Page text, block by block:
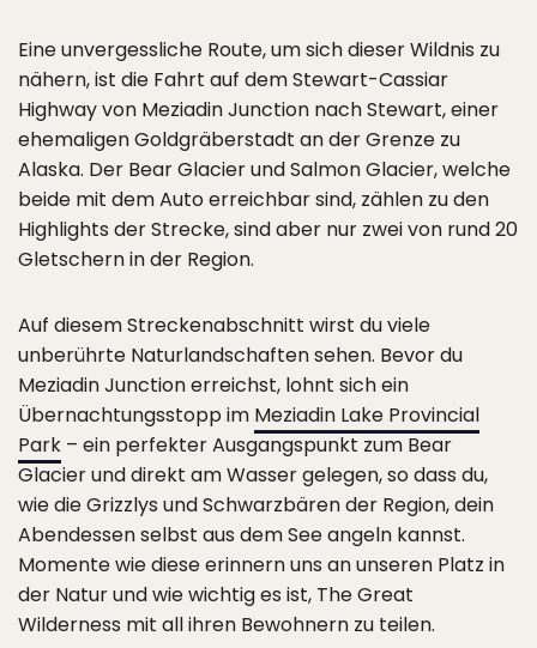
Eine unvergessliche Route, um sich dieser Wildnis zu
nähern, ist die Fahrt auf dem Stewart-Cassiar
Highway von Meziadin Junction nach Stewart, einer
ehemaligen Goldgräberstadt an der Grenze zu
Alaska. Der Bear Glacier und Salmon Glacier, welche
beide mit dem Auto erreichbar sind, zählen zu den
Highlights der Strecke, sind aber nur zwei von rund 20
Gletschern in der Region.
Auf diesem Streckenabschnitt wirst du viele
unberührte Naturlandschaften sehen. Bevor du
Meziadin Junction erreichst, lohnt sich ein
Übernachtungsstopp im Meziadin Lake Provincial
Park – ein perfekter Ausgangspunkt zum Bear
Glacier und direkt am Wasser gelegen, so dass du,
wie die Grizzlys und Schwarzbären der Region, dein
Abendessen selbst aus dem See angeln kannst.
Momente wie diese erinnern uns an unseren Platz in
der Natur und wie wichtig es ist, The Great
Wilderness mit all ihren Bewohnern zu teilen.